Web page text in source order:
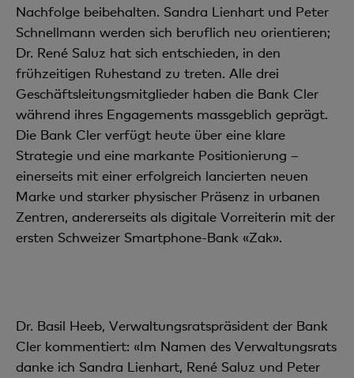
Nachfolge beibehalten. Sandra Lienhart und Peter
Schnellmann werden sich beruflich neu orientieren;
Dr. René Saluz hat sich entschieden, in den
frühzeitigen Ruhestand zu treten. Alle drei
Geschäftsleitungsmitglieder haben die Bank Cler
während ihres Engagements massgeblich geprägt.
Die Bank Cler verfügt heute über eine klare
Strategie und eine markante Positionierung –
einerseits mit einer erfolgreich lancierten neuen
Marke und starker physischer Präsenz in urbanen
Zentren, andererseits als digitale Vorreiterin mit der
ersten Schweizer Smartphone-Bank «Zak».
Dr. Basil Heeb, Verwaltungsratspräsident der Bank
Cler kommentiert: «Im Namen des Verwaltungsrats
danke ich Sandra Lienhart, René Saluz und Peter